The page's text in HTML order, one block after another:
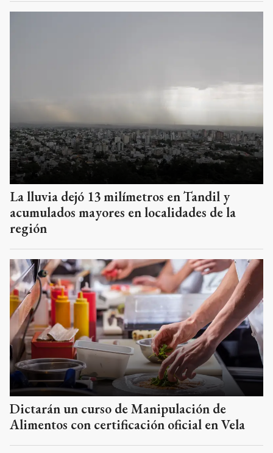
La lluvia dejó 13 milímetros en Tandil y
acumulados mayores en localidades de la
región
Dictarán un curso de Manipulación de
Alimentos con certificación oficial en Vela